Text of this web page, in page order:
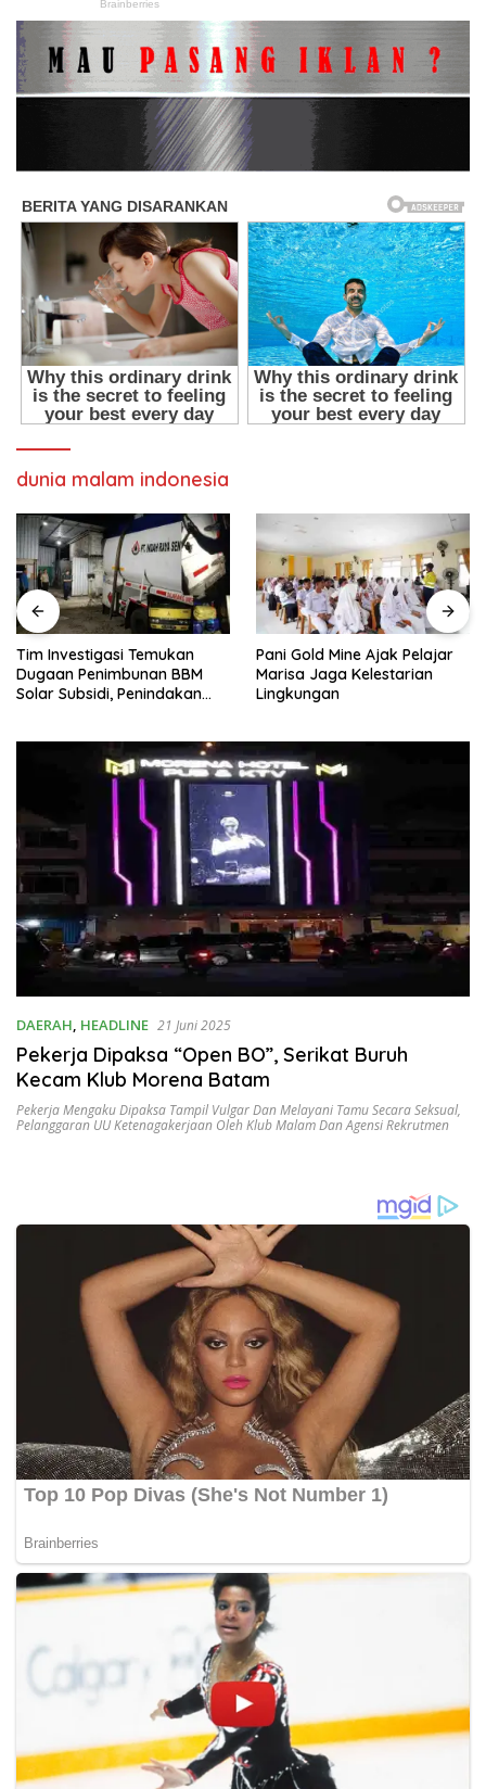
dunia malam indonesia
Tim Investigasi Temukan
Dugaan Penimbunan BBM
Solar Subsidi, Penindakan
Pani Gold Mine Ajak Pelajar
Marisa Jaga Kelestarian
Lingkungan
DAERAH, HEADLINE 21 Juni 2025
Pekerja Dipaksa “Open BO”, Serikat Buruh
Kecam Klub Morena Batam
Pekerja Mengaku Dipaksa Tampil Vulgar Dan Melayani Tamu Secara Seksual,
Pelanggaran UU Ketenagakerjaan Oleh Klub Malam Dan Agensi Rekrutmen